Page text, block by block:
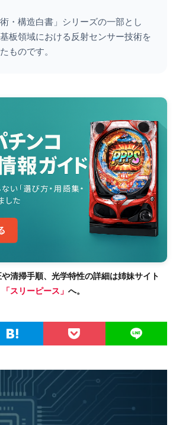
・構造白書」シリーズの一部とし
板領域における反射センサー技術を
ものです。
清掃手順、光学特性の詳細は姉妹サイト
「スリーピース」 へ。